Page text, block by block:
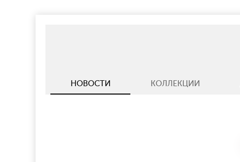
НОВОСТИ КОЛЛЕКЦИИ